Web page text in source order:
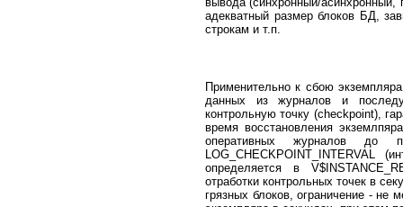
адекватный размер блоков БД,
строкам и т.п.
Применительно к сбою
данных из журналов и
контрольную точку (checkpoint),
время восстановления
оперативных журналов до
LOG_CHECKPOINT_INTERVAL
определяется в
отработки контрольных точек в
грязных блоков, ограничение - не